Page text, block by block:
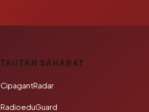
TAUTAN SAHABAT
CipagantRadar
RadioeduGuard